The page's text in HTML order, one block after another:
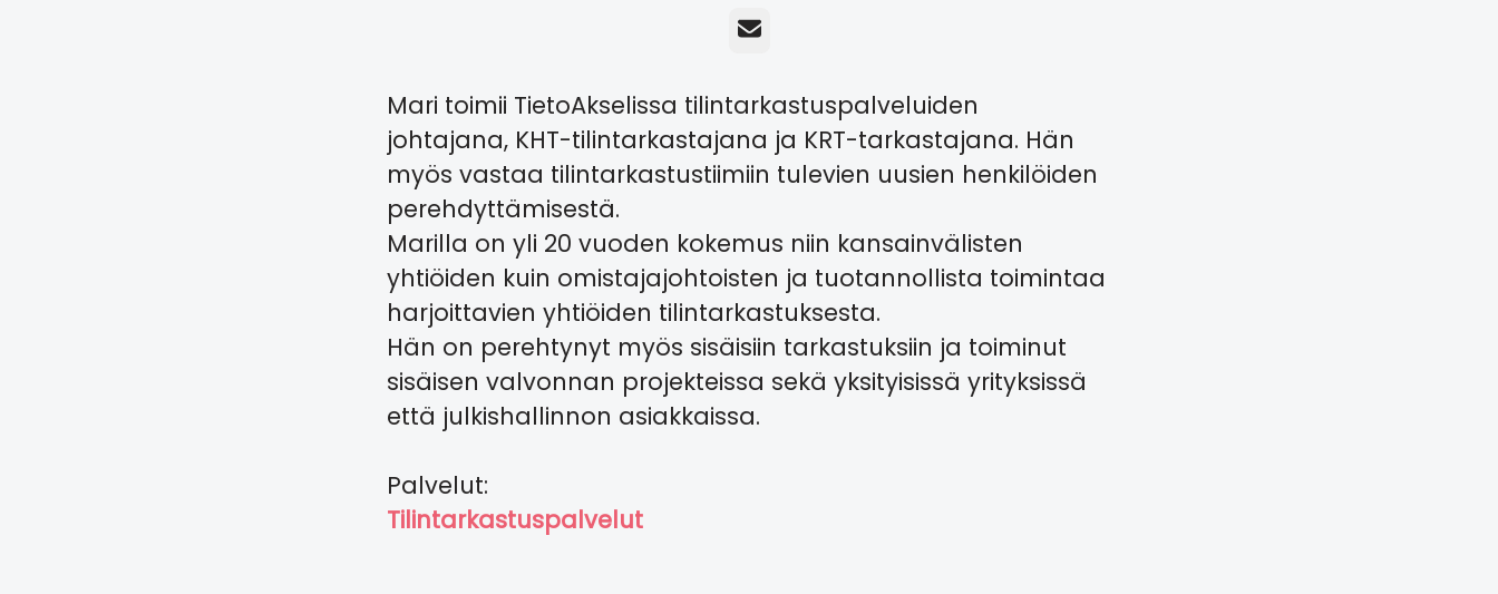
Sähköposti
Mari toimii TietoAkselissa tilintarkastuspalveluiden
johtajana, KHT-tilintarkastajana ja KRT-tarkastajana. Hän
myös vastaa tilintarkastustiimiin tulevien uusien henkilöiden
perehdyttämisestä.
Marilla on yli 20 vuoden kokemus niin kansainvälisten
yhtiöiden kuin omistajajohtoisten ja tuotannollista toimintaa
harjoittavien yhtiöiden tilintarkastuksesta.
Hän on perehtynyt myös sisäisiin tarkastuksiin ja toiminut
sisäisen valvonnan projekteissa sekä yksityisissä yrityksissä
että julkishallinnon asiakkaissa.
Palvelut:
Tilintarkastuspalvelut